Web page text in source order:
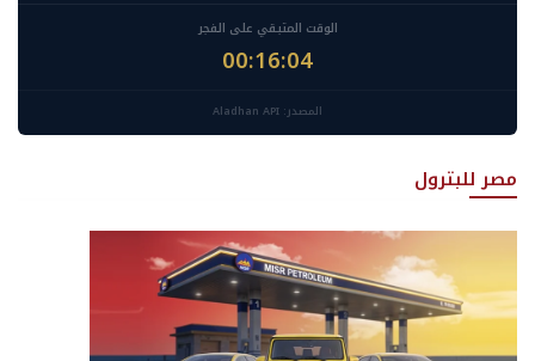
الوقت المتبقي على الفجر
00:16:02
المصدر: Aladhan API
مصر للبترول